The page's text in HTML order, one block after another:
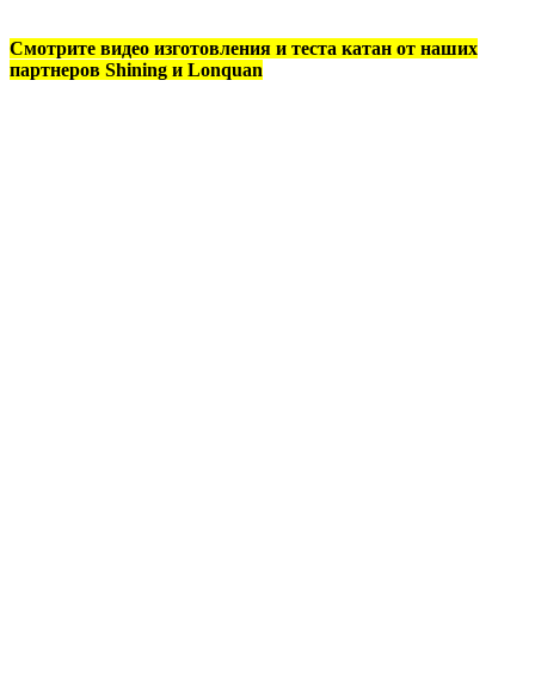
Смотрите видео изготовления и теста катан от наших
партнеров Shining и Lonquan